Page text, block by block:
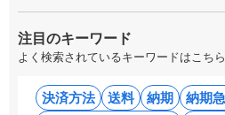
注目のキーワード
よく検索されているキーワードはこちら
決済方法 送料 納期
納期